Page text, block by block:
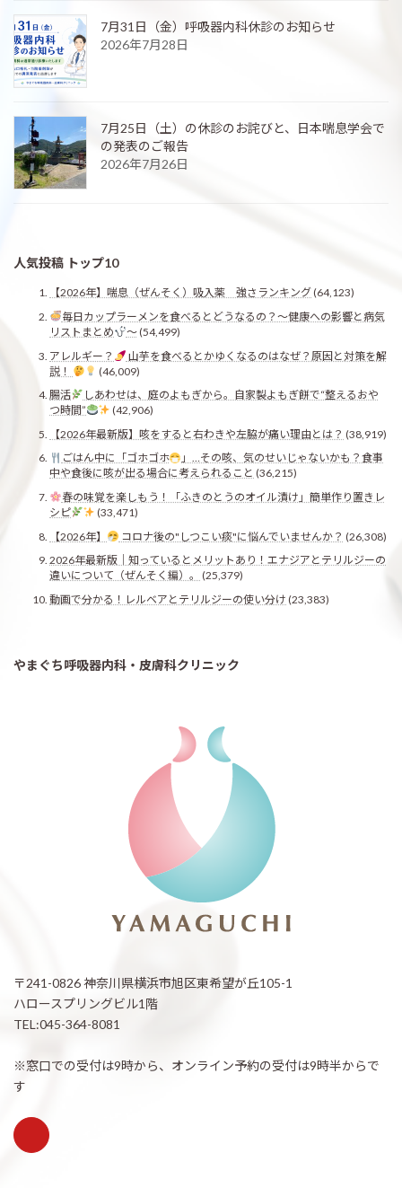
7月31日（金）呼吸器内科休診のお知らせ
2026年7月28日
7月25日（土）の休診のお詫びと、日本喘息学会で
の発表のご報告
2026年7月26日
人気投稿 トップ10
【2026年】喘息（ぜんそく）吸入薬 強さランキング(64,123)
毎日カップラーメンを食べるとどうなるの？〜健康への影響と病気
リストまとめ
〜(54,499)
アレルギー？
山芋を食べるとかゆくなるのはなぜ？原因と対策を解
説！
(46,009)
腸活
しあわせは、庭のよもぎから。自家製よもぎ餅で“整えるおや
つ時間”
(42,906)
【2026年最新版】咳をすると右わきや左脇が痛い理由とは？ (38,919)
ごはん中に「ゴホゴホ
」…その咳、気のせいじゃないかも？食事
中や食後に咳が出る場合に考えられること (36,215)
春の味覚を楽しもう！「ふきのとうのオイル漬け」簡単作り置きレ
シピ
(33,471)
【2026年】
コロナ後の"しつこい痰"に悩んでいませんか？ (26,308)
2026年最新版｜知っているとメリットあり！エナジアとテリルジーの
違いについて（ぜんそく編）。
(25,379)
動画で分かる！レルベアとテリルジーの使い分け (23,383)
やまぐち呼吸器内科・皮膚科クリニック
〒241-0826 神奈川県横浜市旭区東希望が丘105-1
ハロースプリングビル1階
TEL:045-364-8081
※窓口での受付は9時から、オンライン予約の受付は9時半からで
す